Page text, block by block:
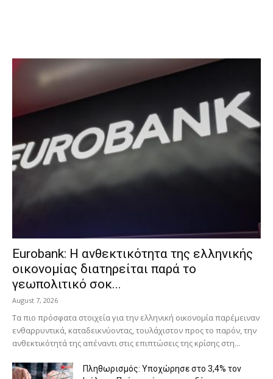
Eurobank: Η ανθεκτικότητα της ελληνικής
οικονομίας διατηρείται παρά το
γεωπολιτικό σοκ...
August 7, 2026
Τα πιο πρόσφατα στοιχεία για την ελληνική οικονομία παρέμειναν
ενθαρρυντικά, καταδεικνύοντας, τουλάχιστον προς το παρόν, την
ανθεκτικότητά της απέναντι στις επιπτώσεις της κρίσης στη...
Πληθωρισμός: Υποχώρησε στο 3,4% τον